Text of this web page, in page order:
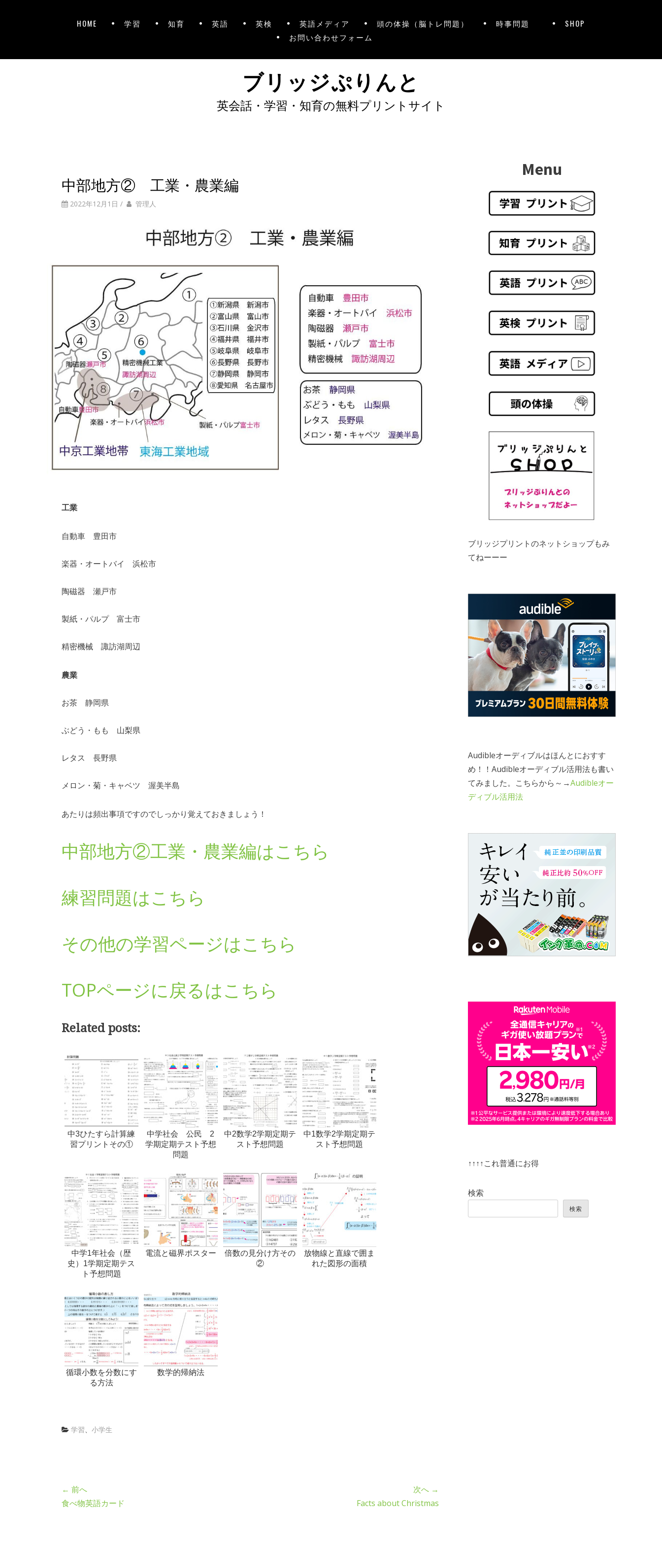
HOME 学習 知育 英語 英検 英語メディア 頭の体操（脳トレ問題） 時事問題
SHOP
お問い合わせフォーム
ブリッジぷりんと
英会話・学習・知育の無料プリントサイト
中部地方② 工業・農業編
2022年12月1日 / 管理人
工業
自動車 豊田市
楽器・オートバイ 浜松市
陶磁器 瀬戸市
製紙・パルプ 富士市
精密機械 諏訪湖周辺
農業
お茶 静岡県
ぶどう・もも 山梨県
レタス 長野県
メロン・菊・キャベツ 渥美半島
あたりは頻出事項ですのでしっかり覚えておきましょう！
中部地方②工業・農業編はこちら
練習問題はこちら
その他の学習ページはこちら
TOPページに戻るはこちら
Related posts:
中3ひたすら計算練
習プリントその①
中学社会 公民 2
学期定期テスト予想
問題
中2数学2学期定期テ
スト予想問題
中1数学2学期定期テ
スト予想問題
中学1年社会（歴
史）1学期定期テス
ト予想問題
電流と磁界ポスター
倍数の見分け方その
②
放物線と直線で囲ま
れた図形の面積
循環小数を分数にす
る方法
数学的帰納法
学習、 小学生
← 前へ
食べ物英語カード
次へ →
Facts about Christmas
Menu
ブリッジプリントのネットショップもみ
てねーーー
Audibleオーディブルはほんとにおすす
め！！Audibleオーディブル活用法も書い
てみました。こちらから～→Audibleオー
ディブル活用法
↑↑↑↑これ普通にお得
検索
検索